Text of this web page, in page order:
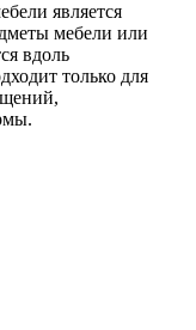
является
мебели или
вдоль
только для